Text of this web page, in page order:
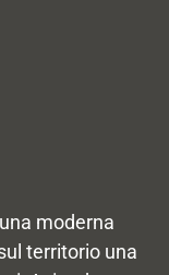
moderna
territorio una